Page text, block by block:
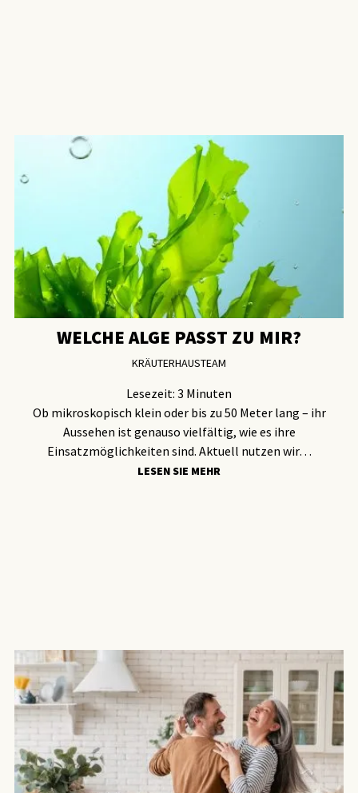
WELCHE ALGE PASST ZU MIR?
KRÄUTERHAUSTEAM
Lesezeit: 3 Minuten
Ob mikroskopisch klein oder bis zu 50 Meter lang – ihr
Aussehen ist genauso vielfältig, wie es ihre
Einsatzmöglichkeiten sind. Aktuell nutzen wir…
LESEN SIE MEHR